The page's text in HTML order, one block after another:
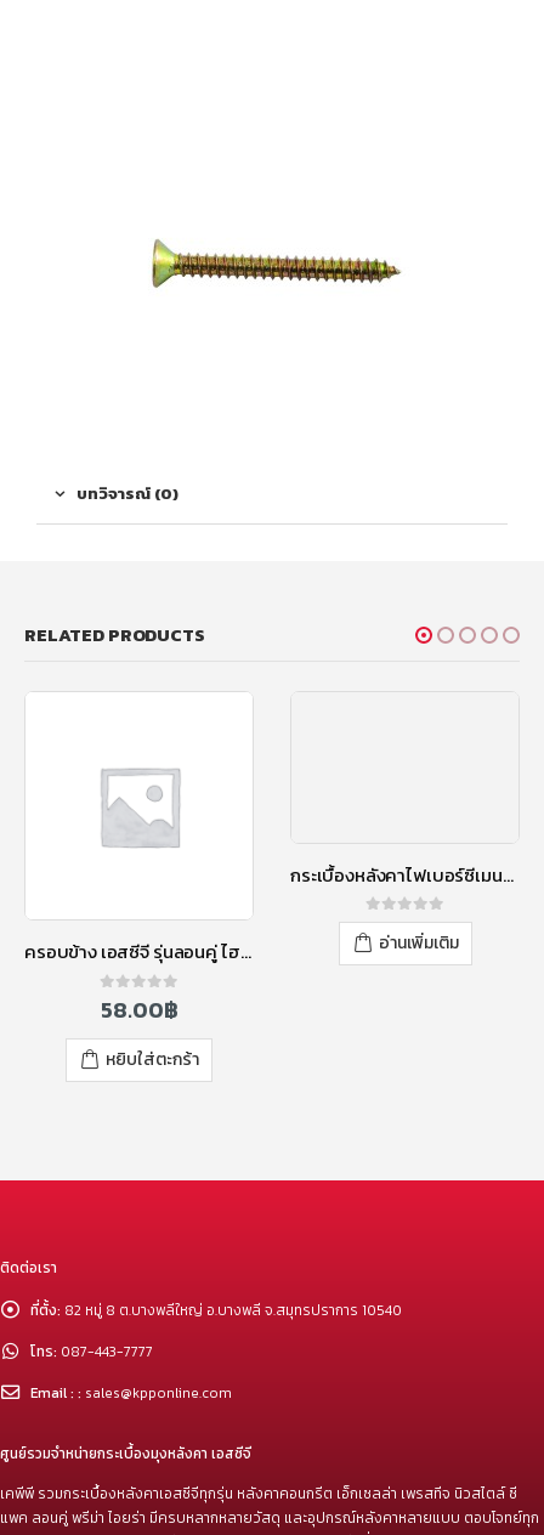
บทวิจารณ์ (0)
RELATED PRODUCTS
ครอบข้าง เอสซีจี รุ่นลอนคู่ ไฮบริด สีน้ำเงินประกายมุก
out of 5
58.00฿
หยิบใส่ตะกร้า
กระเบื้องหลังคาไฟเบอร์ซีเมนต์ เอสซีจี รุ่นลอนคู่ (ความยาว 150 ซม.) ม่วงประกายมุก
0out of 5
อ่านเพิ่มเติม
ติดต่อเรา
ที่ตั้ง: 82 หมู่ 8 ต.บางพลีใหญ่ อ.บางพลี จ.สมุทรปราการ 10540
โทร: 087-443-7777
Email : : sales@kpponline.com
ศูนย์รวมจำหน่ายกระเบื้องมุงหลังคา เอสซีจี
เคพีพี รวมกระเบื้องหลังคาเอสซีจีทุกรุ่น หลังคาคอนกรีต เอ็กเซลล่า เพรสทีจ นิวสไตล์ ซี
แพค ลอนคู่ พรีม่า ไอยร่า มีครบหลากหลายวัสดุ และอุปกรณ์หลังคาหลายแบบ ตอบโจทย์ทุก